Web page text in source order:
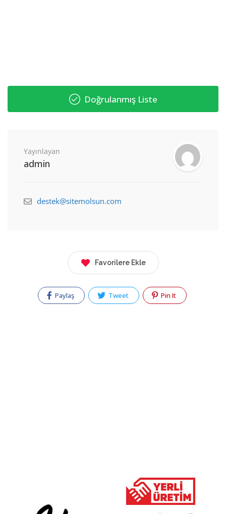
Doğrulanmış Liste
Yayınlayan
admin
destek@sitemolsun.com
Favorilere Ekle
Paylaş Tweet Pin It